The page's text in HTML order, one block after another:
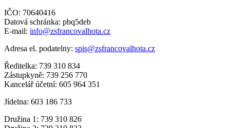
IČO: 70640416
Datová schránka: pbq5deb
E-mail: info@zsfrancovalhota.cz
Adresa el. podatelny: spis@zsfrancovalhota.cz
Ředitelka: 739 310 834
Zástupkyně: 739 256 770
Kancelář účetní: 605 964 351
Jídelna: 603 186 733
Družina 1: 739 310 826